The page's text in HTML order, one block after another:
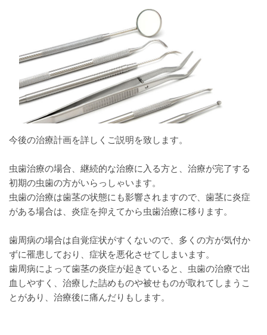
今後の治療計画を詳しくご説明を致します。
虫歯治療の場合、継続的な治療に入る方と、治療が完了する
初期の虫歯の方がいらっしゃいます。
虫歯の治療は歯茎の状態にも影響されますので、歯茎に炎症
がある場合は、炎症を抑えてから虫歯治療に移ります。
歯周病の場合は自覚症状がすくないので、多くの方が気付か
ずに罹患しており、症状を悪化させてしまいます。
歯周病によって歯茎の炎症が起きていると、虫歯の治療で出
血しやすく、治療した詰めものや被せものが取れてしまうこ
とがあり、治療後に痛んだりもします。